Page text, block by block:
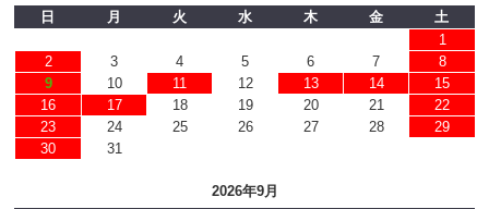
日
月 火 水 木 金
土
1
2
3 4 5 6 7
8
9
10 11 12 13 14
15
16
17 18 19 20 21
22
23
24 25 26 27 28
29
30
31
2026年9月